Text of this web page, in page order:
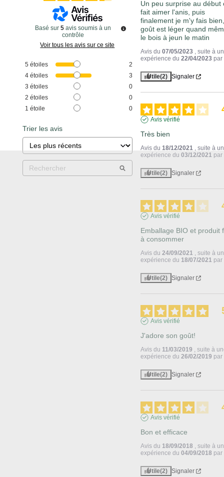
Basé sur 5 avis soumis à un
contrôle
Voir tous les avis sur ce site
5 étoiles
2
4 étoiles
3
3 étoiles
0
2 étoiles
0
1 étoile 0
Trier les avis
Un peu surprise au début
fait aimer l'anis, puis
finalement je m'y fais
goût est léger quand
le bois à jeun le matin
Avis du07/05/2023 , suite à
expérience du22/04/2023 par
Utile(2) Signaler
Avis vérifié
Très bien
Avis du18/12/2021 , suite à
expérience du03/12/2021 par
Utile(2) Signaler
Avis vérifié
Emballage BIO et produit
à consommer
Avis du24/09/2021 , suite à
expérience du 18/07/2021 par
Utile(2) Signaler
Avis vérifié
J'adore son goût!
Avis du 11/03/2019 , suite à
expérience du26/02/2019 par
Utile(2) Signaler
Avis vérifié
Bon et efficace
Avis du 18/09/2018 , suite à
expérience du04/09/2018 par
Utile(2) Signaler